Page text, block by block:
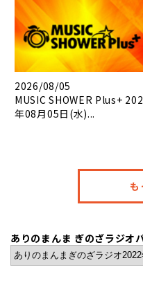
2026/08/05
MUSIC SHOWER Plus+
年08月05日(水)...
も
ありのまんま ぎのざラジオ